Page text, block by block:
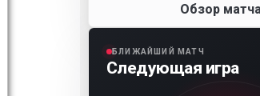
Обзор матча
БЛИЖАЙШИЙ МАТЧ
Следующая игра